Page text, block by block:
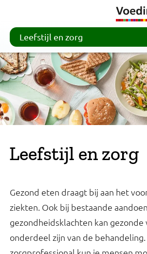
Leefstijl en zorg
Leefstijl en zorg
Gezond eten draagt bij aan het
ziekten. Ook bij bestaande
gezondheidsklachten kan gezonde
onderdeel zijn van de behandeling.